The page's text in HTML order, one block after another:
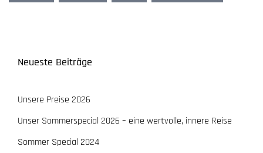
Neueste Beiträge
Unsere Preise 2026
Unser Sommerspecial 2026 – eine wertvolle, innere Reise
Sommer Special 2024